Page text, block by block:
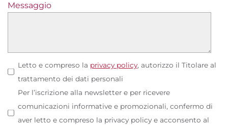
Messaggio
Letto e compreso la privacy policy, autorizzo il Titolare al
trattamento dei dati personali
Per l’iscrizione alla newsletter e per ricevere
comunicazioni informative e promozionali, confermo di
aver letto e compreso la privacy policy e acconsento al